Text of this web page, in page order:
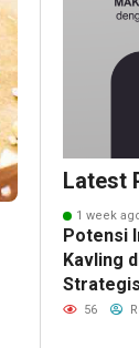
Latest
1 week
Potensi
Kavling
Masa
56